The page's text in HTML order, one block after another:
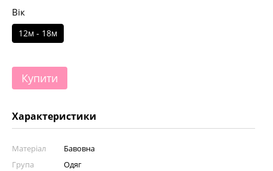
Вік
12м - 18м
Купити
Характеристики
Матеріал
Бавовна
Група
Одяг